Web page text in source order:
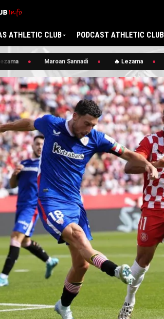
ATHLETIC CLUB PODCAST ATHLETIC CLUB
Maroan Sannadi 🔥 Lezama